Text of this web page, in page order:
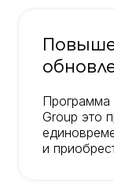
Программа
Group это
и